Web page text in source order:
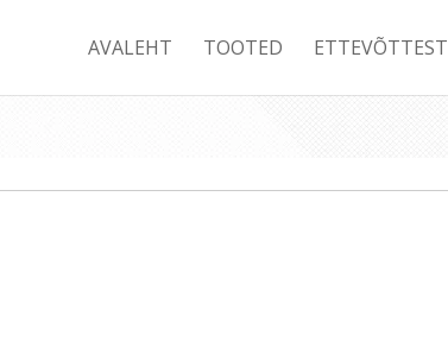
AVALEHT TOOTED ETTEVÕTTEST